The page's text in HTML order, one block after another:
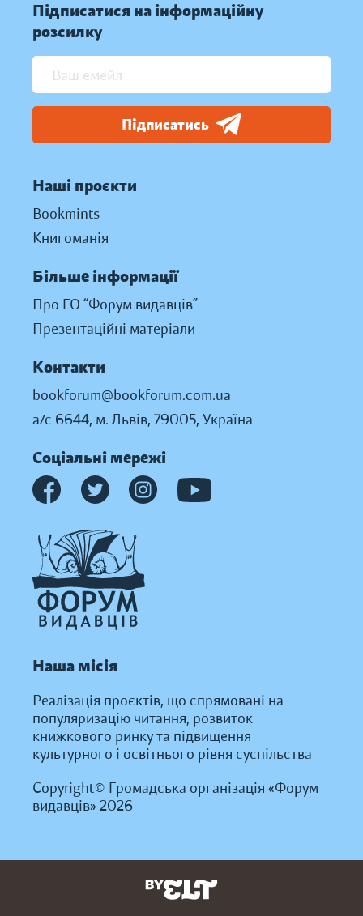
Підписатися на інформаційну
розсилку
Підписатись
Наші проєкти
Bookmints
Книгоманія
Більше інформації
Про ГО “Форум видавців”
Презентаційні матеріали
Контакти
bookforum@bookforum.com.ua
а/с 6644, м. Львів, 79005, Україна
Соціальні мережі
Наша місія
Реалізація проєктів, що спрямовані на
популяризацію читання, розвиток
книжкового ринку та підвищення
культурного і освітнього рівня суспільства
Copyright© Громадська організація «Форум
видавців» 2026